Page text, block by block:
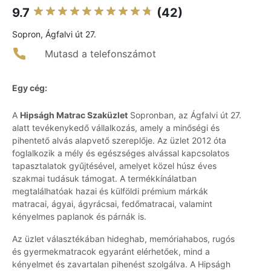
9.7 (42)
Sopron, Ágfalvi út 27.
Mutasd a telefonszámot
Egy cég:
A Hipságh Matrac Szaküzlet Sopronban, az Ágfalvi út 27.
alatt tevékenykedő vállalkozás, amely a minőségi és
pihentető alvás alapvető szereplője. Az üzlet 2012 óta
foglalkozik a mély és egészséges alvással kapcsolatos
tapasztalatok gyűjtésével, amelyet közel húsz éves
szakmai tudásuk támogat. A termékkínálatban
megtalálhatóak hazai és külföldi prémium márkák
matracai, ágyai, ágyrácsai, fedőmatracai, valamint
kényelmes paplanok és párnák is.
Az üzlet választékában hideghab, memóriahabos, rugós
és gyermekmatracok egyaránt elérhetőek, mind a
kényelmet és zavartalan pihenést szolgálva. A Hipságh